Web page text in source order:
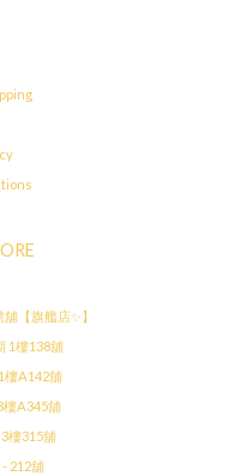
【旗艦店✨】
1樓138舖
樓A142舖
樓A345舖
樓315舖
- 212舖